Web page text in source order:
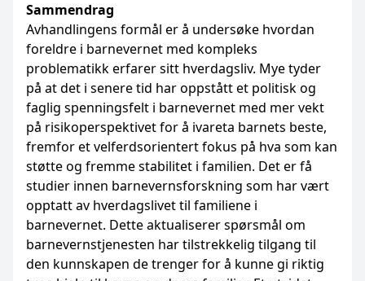
Sammendrag
Avhandlingens formål er å undersøke hvordan
foreldre i barnevernet med kompleks
problematikk erfarer sitt hverdagsliv. Mye tyder
på at det i senere tid har oppstått et politisk og
faglig spenningsfelt i barnevernet med mer vekt
på risikoperspektivet for å ivareta barnets beste,
fremfor et velferdsorientert fokus på hva som kan
støtte og fremme stabilitet i familien. Det er få
studier innen barnevernsforskning som har vært
opptatt av hverdagslivet til familiene i
barnevernet. Dette aktualiserer spørsmål om
barnevernstjenesten har tilstrekkelig tilgang til
den kunnskapen de trenger for å kunne gi riktig